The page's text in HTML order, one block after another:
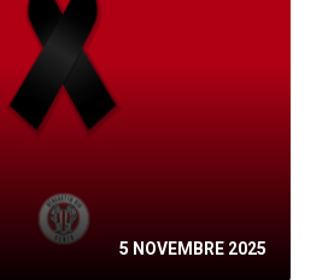
5 NOVEMBRE 2025